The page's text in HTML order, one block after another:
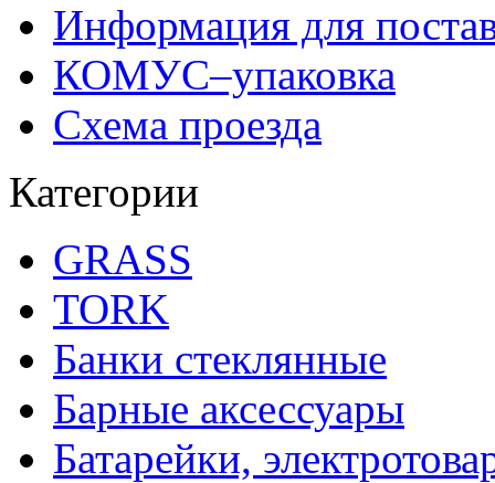
Информация для
КОМУС–упаковка
Схема проезда
Категории
GRASS
TORK
Банки стеклянные
Барные аксессуары
Батарейки,